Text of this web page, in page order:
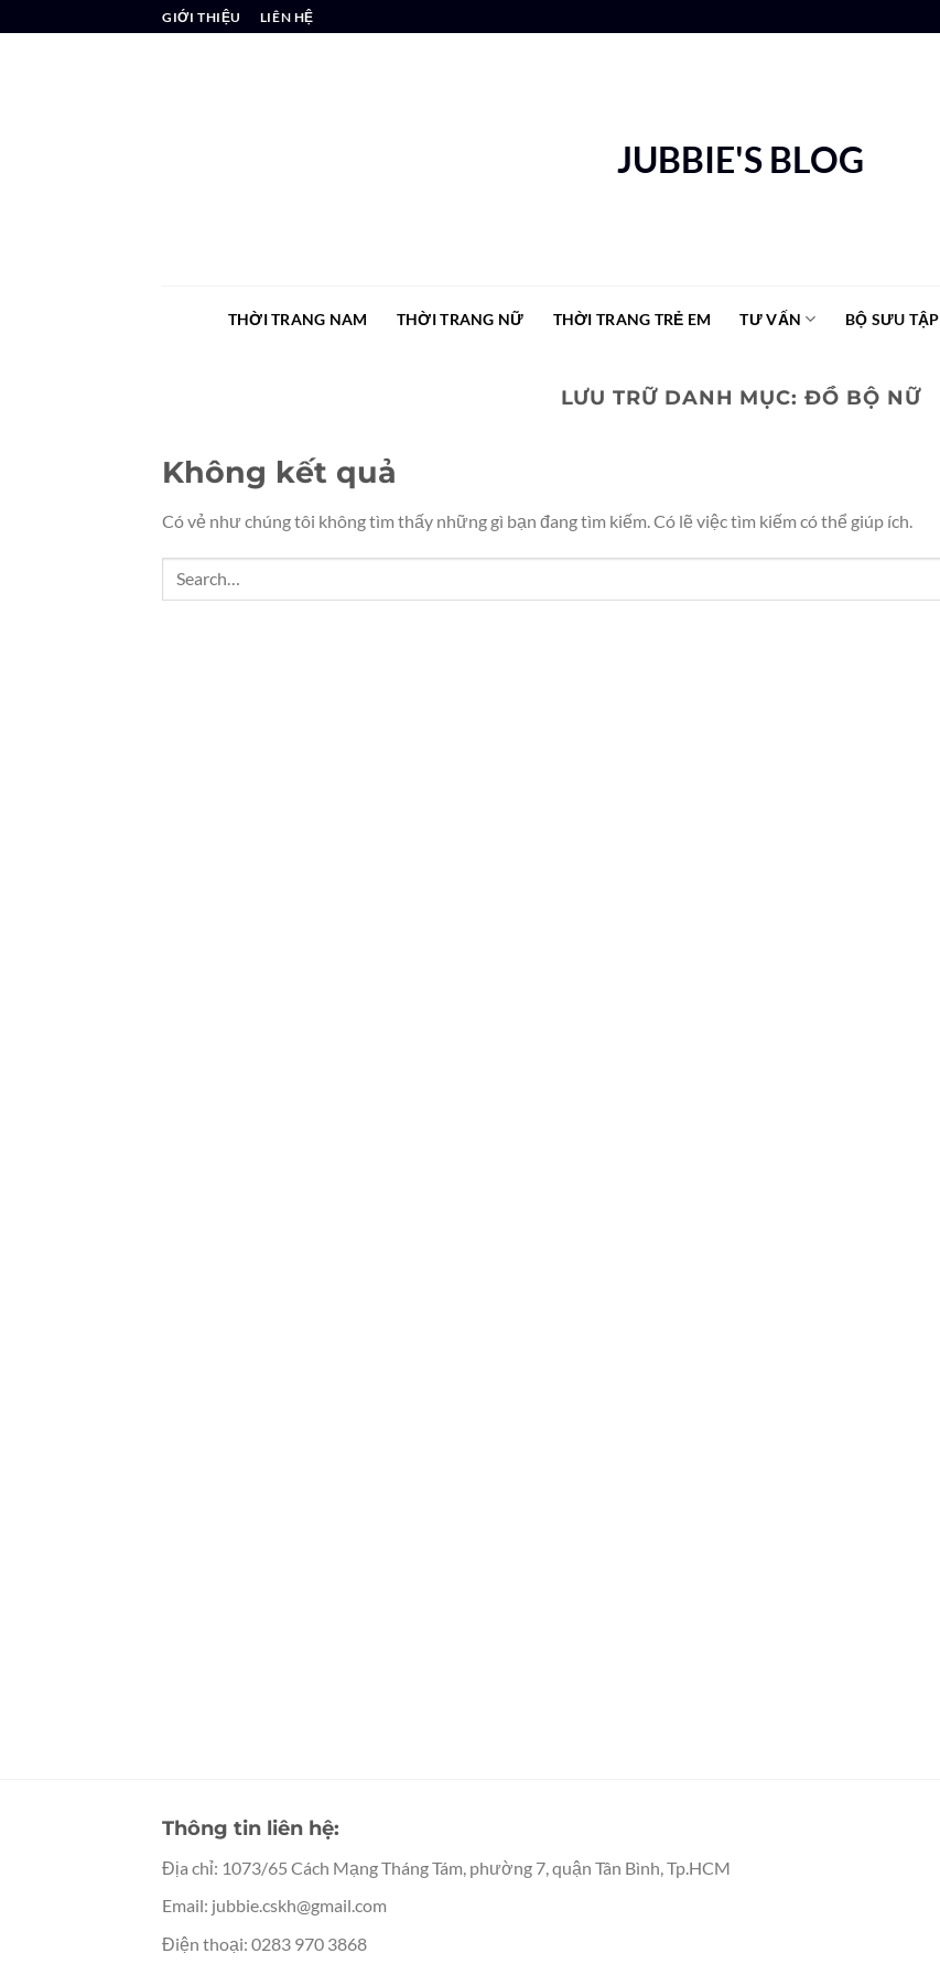
đến
GIỚI THIỆU LIÊN HỆ
JUBBIE'S BLOG
THỜI TRANG NAM THỜI TRANG NỮ THỜI TRANG TRẺ EM TƯ VẤN BỘ SƯU TẬP
LƯU TRỮ DANH MỤC:ĐỒ BỘ NỮ
Không kết quả
Có vẻ như chúng tôi không tìm thấy những gì bạn đang tìm kiếm. Có lẽ việc tìm kiếm có thể giúp ích.
Thông tin liên hệ:
Địa chỉ: 1073/65 Cách Mạng Tháng Tám, phường 7, quận Tân Bình, Tp.HCM
Email: jubbie.cskh@gmail.com
Điện thoại: 0283 970 3868